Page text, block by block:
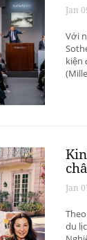
Jan
Với
kiện
Jan
du